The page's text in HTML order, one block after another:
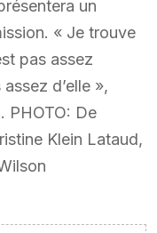
un
« Je trouve
pas assez
d’elle »,
PHOTO: De
Klein Lataud,